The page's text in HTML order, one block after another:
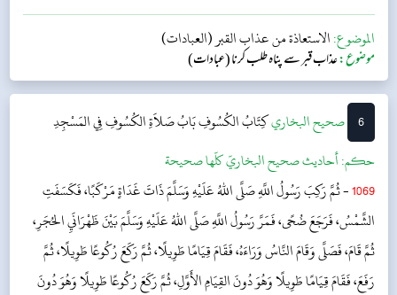
الموضوع:الاستعاذة من عذاب القبر (العبادات)
موضوع:عذاب قبر سے پناہ طلب کرنا (عبادات)
6 ‌‌صحيح البخاريکِتَابُ الكُسُوفِبَابُ صَلاَةِ الكُسُوفِ فِي المَسْجِدِ
حکم:أحاديث صحيح البخاريّ كلّها صحيحة
1069- ثُمَّ رَكِبَ رَسُولُ اللَّهِ صَلَّى اللهُ عَلَيْهِ وَسَلَّمَ ذَاتَ غَدَاةٍ مَرْكَبًا، فَكَسَفَتِ
الشَّمْسُ، فَرَجَعَ ضُحًى، فَمَرَّ رَسُولُ اللَّهِ صَلَّى اللهُ عَلَيْهِ وَسَلَّمَ بَيْنَ ظَهْرَانَيِ الحُجَرِ،
ثُمَّ قَامَ، فَصَلَّى وَقَامَ النَّاسُ وَرَاءَهُ، فَقَامَ قِيَامًا طَوِيلًا، ثُمَّ رَكَعَ رُكُوعًا طَوِيلًا، ثُمَّ
رَفَعَ، فَقَامَ قِيَامًا طَوِيلًا وَهُوَ دُونَ القِيَامِ الأَوَّلِ، ثُمَّ رَكَعَ رُكُوعًا طَوِيلًا وَهُوَ دُونَ